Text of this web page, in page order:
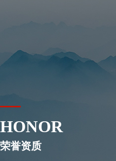
HONOR
荣誉资质